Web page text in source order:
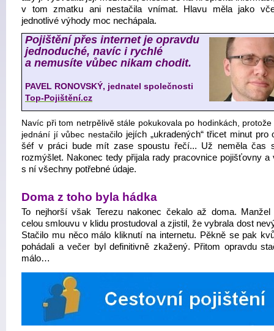
v tom zmatku ani nestačila vnímat. Hlavu měla jako
jednotlivé výhody moc nechápala.
Pojištění přes internet je opravdu
jednoduché, navíc i rychlé
a nemusíte vůbec nikam chodit.
PAVEL RONOVSKÝ, jednatel společnosti
Top-Pojištění.cz
Navíc při tom netrpělivě stále pokukovala po hodinkách, protože
jednání jí vůbec nestačilo jejích „ukradených“ třicet minut pro
šéf v práci bude mít zase spoustu řečí... Už neměla čas
rozmýšlet. Nakonec tedy přijala rady pracovnice pojišťovny a
s ní všechny potřebné údaje.
Doma z toho byla hádka
To nejhorší však Terezu nakonec čekalo až doma.
celou smlouvu v klidu prostudoval a zjistil, že vybrala dost
Stačilo mu něco málo kliknutí na internetu. Pěkně se pak
pohádali a večer byl definitivně zkažený. Přitom opravdu
málo…